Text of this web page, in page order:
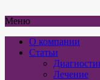
Меню
О компании
Статьи
Лечение